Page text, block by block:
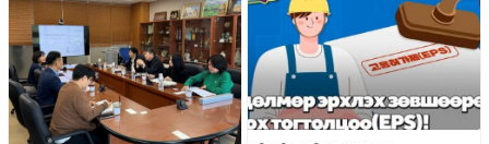
тайлцгаая" сэдвийн хүрээнд
2026 оны 5 дугаар сарын 10-ны
өдөр 19:00 цагт зох...